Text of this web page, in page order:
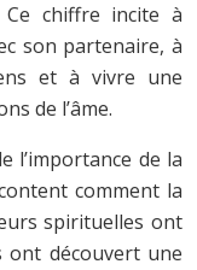
chiffre incite à
son partenaire, à
et à vivre une
de l’âme.
l’importance de la
comment la
spirituelles ont
découvert une